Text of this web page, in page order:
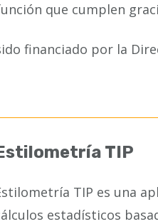
que cumplen
financiado por la
TIP
TIP es una
estadísticos